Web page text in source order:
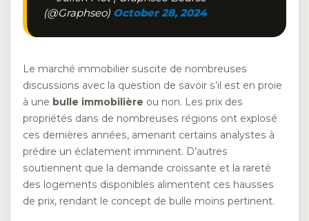
(@Graphseo) October 28, 2024
Le marché immobilier suscite de nombreuses
discussions avec la question de savoir s’il est en proie
à une bulle immobilière ou non. Les prix des
propriétés dans de nombreuses régions ont explosé
ces dernières années, amenant certains analystes à
prédire un éclatement imminent. D’autres
soutiennent que la demande croissante et la rareté
des logements disponibles alimentent ces hausses
de prix, rendant le concept de bulle moins pertinent.